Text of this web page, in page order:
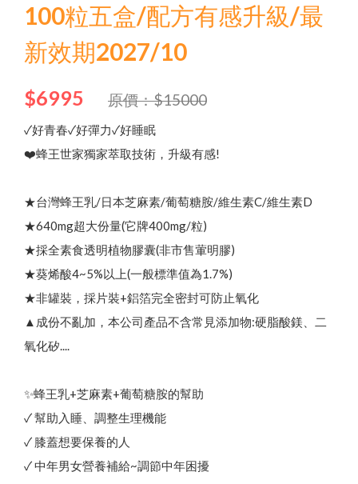
Menu
品牌故事
商品介紹
最新優惠
問與答
Language中文
English
日文
한국어
100粒五盒/配方有感升級/最
新效期2027/10
$6995 原價：$15000
✓好青春✓好彈力✓好睡眠
❤️蜂王世家獨家萃取技術，升級有感!
★台灣蜂王乳/日本芝麻素/葡萄糖胺/維生素C/維生素D
★640mg超大份量(它牌400mg/粒)
★採全素食透明植物膠囊(非市售葷明膠)
★葵烯酸4~5%以上(一般標準值為1.7%)
★非罐裝，採片裝+鋁箔完全密封可防止氧化
▲成份不亂加，本公司產品不含常見添加物:硬脂酸鎂、二
氧化矽....
✨蜂王乳+芝麻素+葡萄糖胺的幫助
✓ 幫助入睡、調整生理機能
✓ 膝蓋想要保養的人
✓ 中年男女營養補給~調節中年困擾